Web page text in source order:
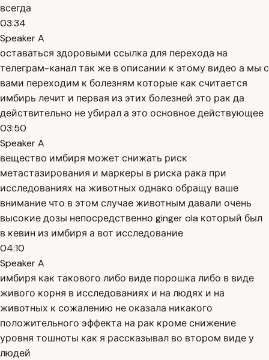
всегда
03:34
Speaker A
оставаться здоровыми ссылка для перехода на
телеграм-канал так же в описании к этому видео а мы с
вами переходим к болезням которые как считается
имбирь лечит и первая из этих болезней это рак да
действительно не убирал а это основное действующее
03:50
Speaker A
вещество имбиря может снижать риск
метастазирования и маркеры в риска рака при
исследованиях на животных однако обращу ваше
внимание что в этом случае животным давали очень
высокие дозы непосредственно ginger ola который был
в кевин из имбиря а вот исследование
04:10
Speaker A
имбиря как такового либо виде порошка либо в виде
живого корня в исследованиях и на людях и на
животных к сожалению не оказала никакого
положительного эффекта на рак кроме снижение
уровня тошноты как я рассказывал во втором виде у
людей